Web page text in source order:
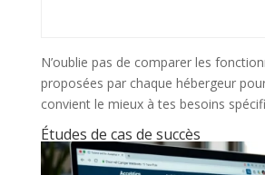
N’oublie pas de comparer les
proposées par chaque hébergeur
convient le mieux à tes besoins
Études de cas de succès